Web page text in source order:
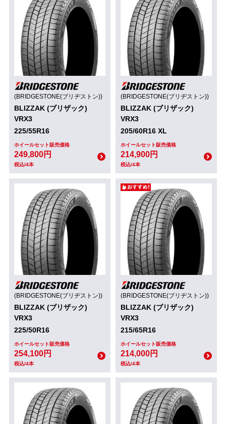
(BRIDGESTONE(ブリヂストン))
BLIZZAK (ブリザック)
VRX3
225/55R16
ホイールセット販売価格
249,800円
税込/4本
(BRIDGESTONE(ブリヂストン))
BLIZZAK (ブリザック)
VRX3
205/60R16 XL
ホイールセット販売価格
214,900円
税込/4本
(BRIDGESTONE(ブリヂストン))
BLIZZAK (ブリザック)
VRX3
225/50R16
ホイールセット販売価格
254,100円
税込/4本
(BRIDGESTONE(ブリヂストン))
BLIZZAK (ブリザック)
VRX3
215/65R16
ホイールセット販売価格
214,000円
税込/4本